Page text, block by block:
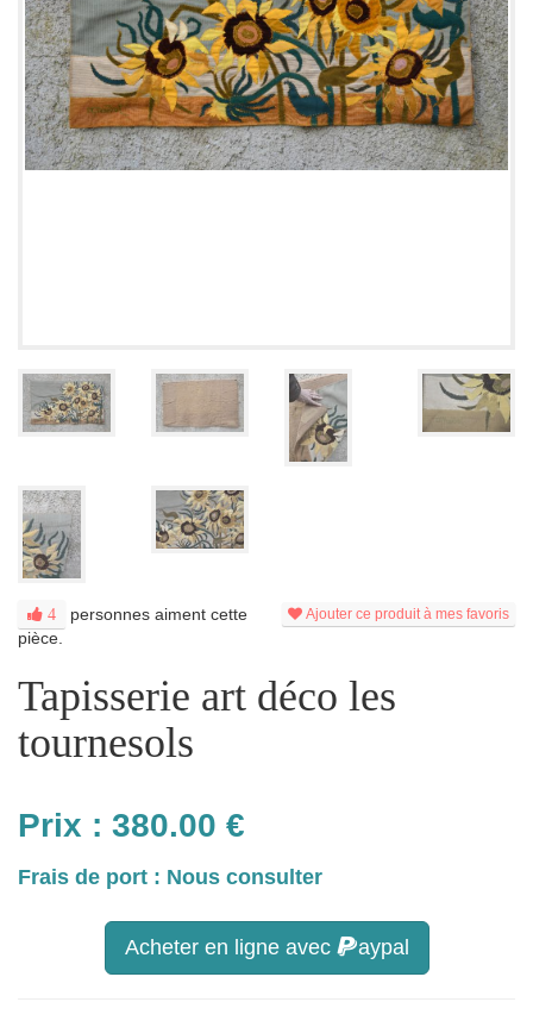
Ajouter ce produit à mes favoris
4
personnes aiment cette
pièce.
Tapisserie art déco les
tournesols
Prix : 380.00 €
Frais de port : Nous consulter
Acheter en ligne avec aypal